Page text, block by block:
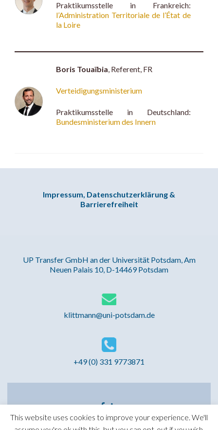
Praktikumsstelle in Frankreich:
l’Administration Territoriale de l’État de
la Loire
Boris Touaïbia, Referent, FR
Verteidigungsministerium
Praktikumsstelle in Deutschland:
Bundesministerium des Innern
Impressum, Datenschutzerklärung &
Barrierefreiheit
UP Transfer GmbH an der Universität Potsdam, Am
Neuen Palais 10, D-14469 Potsdam
klittmann@uni-potsdam.de
+49 (0) 331 9773871
Facebook-
Link
LinkedIn-
Link
This website uses cookies to improve your experience. We'll